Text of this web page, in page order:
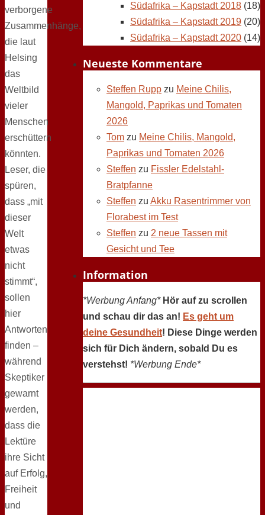
verborgene
Zusammenhänge,
die laut
Helsing
das
Weltbild
vieler
Menschen
erschüttern
könnten.
Leser, die
spüren,
dass „mit
dieser
Welt
etwas
nicht
stimmt“,
sollen
hier
Antworten
finden –
während
Skeptiker
gewarnt
werden,
dass die
Lektüre
ihre Sicht
auf Erfolg,
Freiheit
und
Südafrika – Kapstadt 2018 (18)
Südafrika – Kapstadt 2019 (20)
Südafrika – Kapstadt 2020 (14)
Neueste Kommentare
Steffen Rupp zu Meine Chilis,
Mangold, Paprikas und Tomaten
2026
Tom zu Meine Chilis, Mangold,
Paprikas und Tomaten 2026
Steffen zu Fissler Edelstahl-
Bratpfanne
Steffen zu Akku Rasentrimmer von
Florabest im Test
Steffen zu 2 neue Tassen mit
Gesicht und Tee
Information
*Werbung Anfang* Hör auf zu scrollen
und schau dir das an! Es geht um
deine Gesundheit! Diese Dinge werden
sich für Dich ändern, sobald Du es
verstehst! *Werbung Ende*